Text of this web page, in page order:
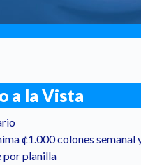
a la Vista
¢1.000 colones semanal
por planilla